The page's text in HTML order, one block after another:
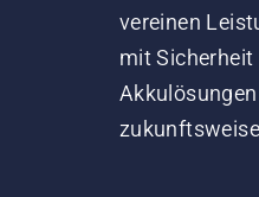
vereinen
mit